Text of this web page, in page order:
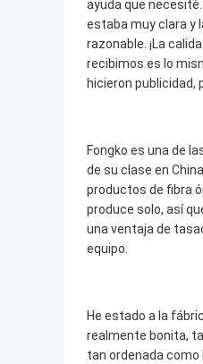
ayuda que
estaba muy clara y
razonable. ¡La
recibimos es lo
hicieron publicidad,
Fongko es una de
de su clase en
productos de fibra
produce solo, así
una ventaja de
equipo.
He estado a la
realmente bonita,
tan ordenada